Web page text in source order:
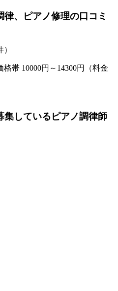
、ピアノ修理の口コミ
帯 10000円～14300円（料金
集しているピアノ調律師